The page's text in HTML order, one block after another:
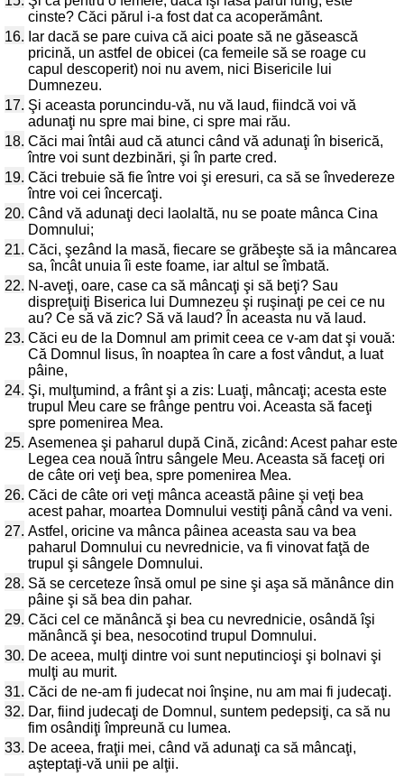
cinste? Căci părul i-a fost dat ca acoperământ.
16. Iar dacă se pare cuiva că aici poate să ne găsească
pricină, un astfel de obicei (ca femeile să se roage cu
capul descoperit) noi nu avem, nici Bisericile lui
Dumnezeu.
17. Şi aceasta poruncindu-vă, nu vă laud, fiindcă voi vă
adunaţi nu spre mai bine, ci spre mai rău.
18. Căci mai întâi aud că atunci când vă adunaţi în biserică,
între voi sunt dezbinări, şi în parte cred.
19. Căci trebuie să fie între voi şi eresuri, ca să se învedereze
între voi cei încercaţi.
20. Când vă adunaţi deci laolaltă, nu se poate mânca Cina
Domnului;
21. Căci, şezând la masă, fiecare se grăbeşte să ia mâncarea
sa, încât unuia îi este foame, iar altul se îmbată.
22. N-aveţi, oare, case ca să mâncaţi şi să beţi? Sau
dispreţuiţi Biserica lui Dumnezeu şi ruşinaţi pe cei ce nu
au? Ce să vă zic? Să vă laud? În aceasta nu vă laud.
23. Căci eu de la Domnul am primit ceea ce v-am dat şi vouă:
Că Domnul Iisus, în noaptea în care a fost vândut, a luat
pâine,
24. Şi, mulţumind, a frânt şi a zis: Luaţi, mâncaţi; acesta este
trupul Meu care se frânge pentru voi. Aceasta să faceţi
spre pomenirea Mea.
25. Asemenea şi paharul după Cină, zicând: Acest pahar este
Legea cea nouă întru sângele Meu. Aceasta să faceţi ori
de câte ori veţi bea, spre pomenirea Mea.
26. Căci de câte ori veţi mânca această pâine şi veţi bea
acest pahar, moartea Domnului vestiţi până când va veni.
27. Astfel, oricine va mânca pâinea aceasta sau va bea
paharul Domnului cu nevrednicie, va fi vinovat faţă de
trupul şi sângele Domnului.
28. Să se cerceteze însă omul pe sine şi aşa să mănânce din
pâine şi să bea din pahar.
29. Căci cel ce mănâncă şi bea cu nevrednicie, osândă îşi
mănâncă şi bea, nesocotind trupul Domnului.
30. De aceea, mulţi dintre voi sunt neputincioşi şi bolnavi şi
mulţi au murit.
31. Căci de ne-am fi judecat noi înşine, nu am mai fi judecaţi.
32. Dar, fiind judecaţi de Domnul, suntem pedepsiţi, ca să nu
fim osândiţi împreună cu lumea.
33. De aceea, fraţii mei, când vă adunaţi ca să mâncaţi,
aşteptaţi-vă unii pe alţii.